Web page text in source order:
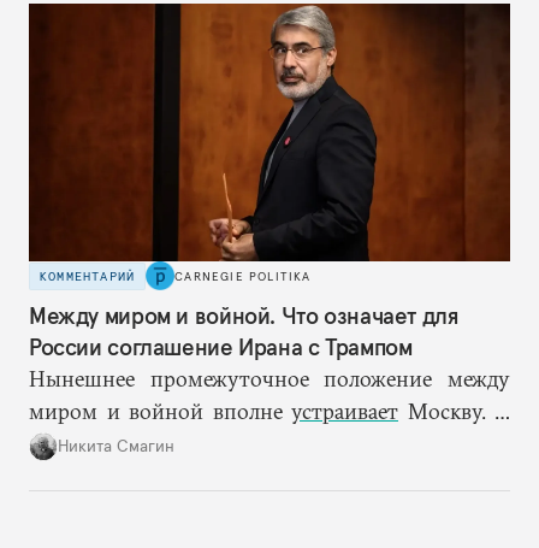
КОММЕНТАРИЙ CARNEGIE POLITIKA
Между миром и войной. Что означает для
России соглашение Ирана с Трампом
Нынешнее промежуточное положение между
миром и войной вполне устраивает Москву. С
одной стороны, сохранение нестабильности в
Никита Смагин